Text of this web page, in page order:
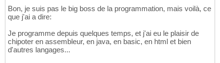
Bon, je suis pas le big boss de la programmation, mais voilà, ce
que j'ai a dire:
Je programme depuis quelques temps, et j'ai eu le plaisir de
chipoter en assembleur, en java, en basic, en html et bien
d'autres langages...